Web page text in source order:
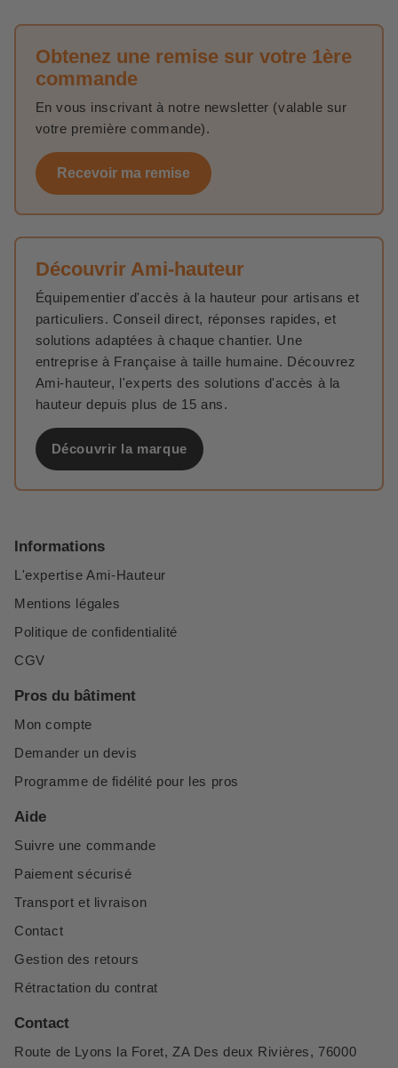
Obtenez une remise sur votre 1ère
commande
En vous inscrivant à notre newsletter (valable sur
votre première commande).
Recevoir ma remise
Découvrir Ami-hauteur
Équipementier d'accès à la hauteur pour artisans et
particuliers. Conseil direct, réponses rapides, et
solutions adaptées à chaque chantier. Une
entreprise à Française à taille humaine. Découvrez
Ami-hauteur, l'experts des solutions d'accès à la
hauteur depuis plus de 15 ans.
Découvrir la marque
Informations
L'expertise Ami-Hauteur
Mentions légales
Politique de confidentialité
CGV
Pros du bâtiment
Mon compte
Demander un devis
Programme de fidélité pour les pros
Aide
Suivre une commande
Paiement sécurisé
Transport et livraison
Contact
Gestion des retours
Rétractation du contrat
Contact
Route de Lyons la Foret, ZA Des deux Rivières, 76000